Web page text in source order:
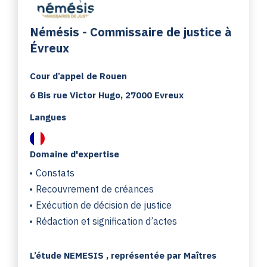
Némésis - Commissaire de justice à
Évreux
Cour d’appel de Rouen
6 Bis rue Victor Hugo, 27000 Evreux
Domaine d'expertise
Constats
Recouvrement de créances
Exécution de décision de justice
Rédaction et signification d’actes
Langues
L’étude NEMESIS , représentée par Maîtres